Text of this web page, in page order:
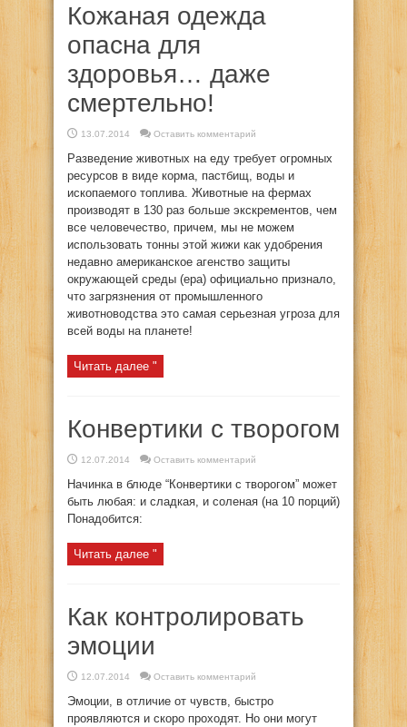
Кожаная одежда
опасна для
здоровья… даже
смертельно!
13.07.2014 Оставить комментарий
Разведение животных на еду требует огромных
ресурсов в виде корма, пастбищ, воды и
ископаемого топлива. Животные на фермах
производят в 130 раз больше экскрементов, чем
все человечество, причем, мы не можем
использовать тонны этой жижи как удобрения
недавно американское агенство защиты
окружающей среды (epa) официально признало,
что загрязнения от промышленного
животноводства это самая серьезная угроза для
всей воды на планете!
Читать далее "
Конвертики с творогом
12.07.2014 Оставить комментарий
Начинка в блюде “Конвертики с творогом” может
быть любая: и сладкая, и соленая (на 10 порций)
Понадобится:
Читать далее "
Как контролировать
эмоции
12.07.2014 Оставить комментарий
Эмоции, в отличие от чувств, быстро
проявляются и скоро проходят. Но они могут